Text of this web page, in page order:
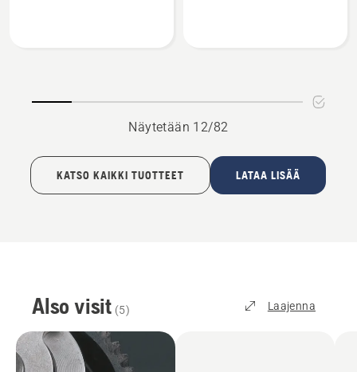
Näytetään 12/82
KATSO KAIKKI TUOTTEET LATAA LISÄÄ
Also visit (5) Laajenna